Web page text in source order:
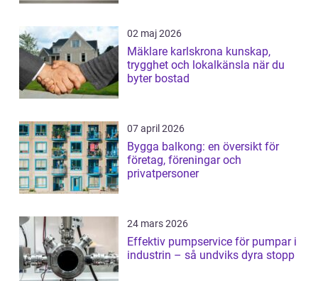
02 maj 2026
Mäklare karlskrona kunskap,
trygghet och lokalkänsla när du
byter bostad
07 april 2026
Bygga balkong: en översikt för
företag, föreningar och
privatpersoner
24 mars 2026
Effektiv pumpservice för pumpar i
industrin – så undviks dyra stopp